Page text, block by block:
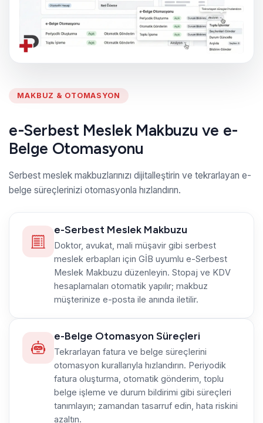
MAKBUZ & OTOMASYON
e-Serbest Meslek Makbuzu ve e-
Belge Otomasyonu
Serbest meslek makbuzlarınızı dijitalleştirin ve tekrarlayan e-
belge süreçlerinizi otomasyonla hızlandırın.
e-Serbest Meslek Makbuzu
Doktor, avukat, mali müşavir gibi serbest
meslek erbapları için GİB uyumlu e-Serbest
Meslek Makbuzu düzenleyin. Stopaj ve KDV
hesaplamaları otomatik yapılır; makbuz
müşterinize e-posta ile anında iletilir.
e-Belge Otomasyon Süreçleri
Tekrarlayan fatura ve belge süreçlerini
otomasyon kurallarıyla hızlandırın. Periyodik
fatura oluşturma, otomatik gönderim, toplu
belge işleme ve durum bildirimi gibi süreçleri
tanımlayın; zamandan tasarruf edin, hata riskini
azaltın.